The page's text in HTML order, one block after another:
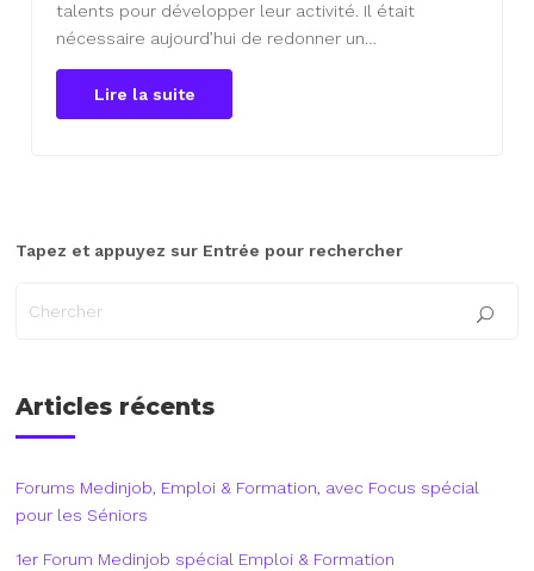
talents pour développer leur activité. Il était
nécessaire aujourd’hui de redonner un…
Lire la suite
Tapez et appuyez sur Entrée pour rechercher
Articles récents
Forums Medinjob, Emploi & Formation, avec Focus spécial
pour les Séniors
1er Forum Medinjob spécial Emploi & Formation